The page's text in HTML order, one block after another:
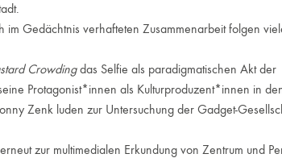
Gedächtnis verhafteten Zusammenarbeit folgen
Crowdingdas Selfie als paradigmatischen Akt der
Protagonist*innen als Kulturproduzent*innen in
Zenk luden zur Untersuchung der Gadget-
zur multimedialen Erkundung von Zentrum und